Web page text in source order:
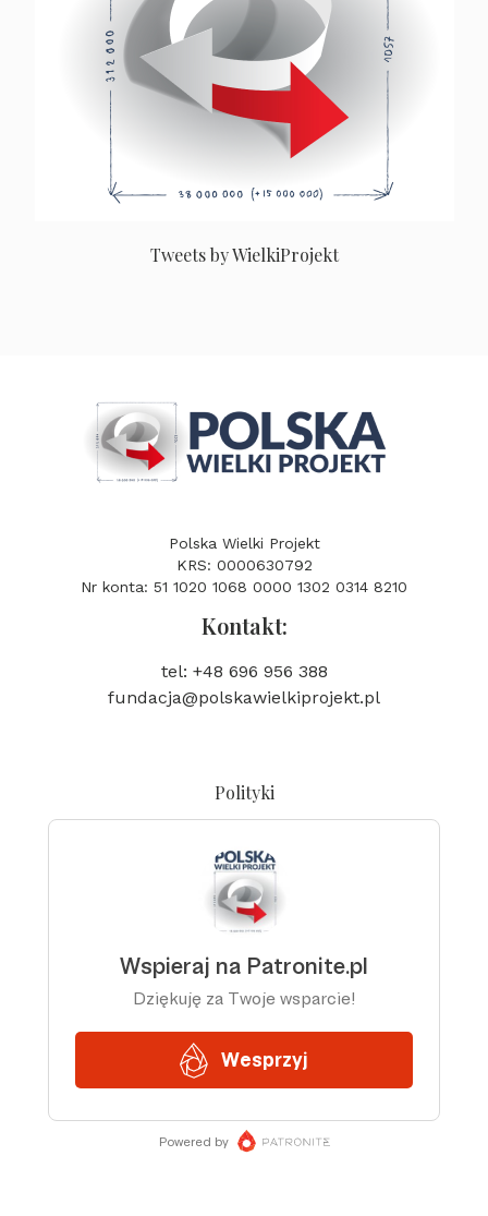
Tweets by WielkiProjekt
Polska Wielki Projekt
KRS: 0000630792
Nr konta: 51 1020 1068 0000 1302 0314 8210
Kontakt:
tel: +48 696 956 388
fundacja@polskawielkiprojekt.pl
Polityki